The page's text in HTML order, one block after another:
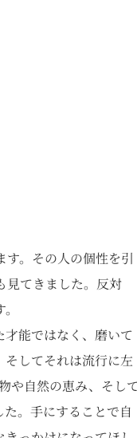
。その人の個性を引
見てきました。反対
能ではなく、磨いて
してそれは流行に左
や自然の恵み、そし
。手にすることで自